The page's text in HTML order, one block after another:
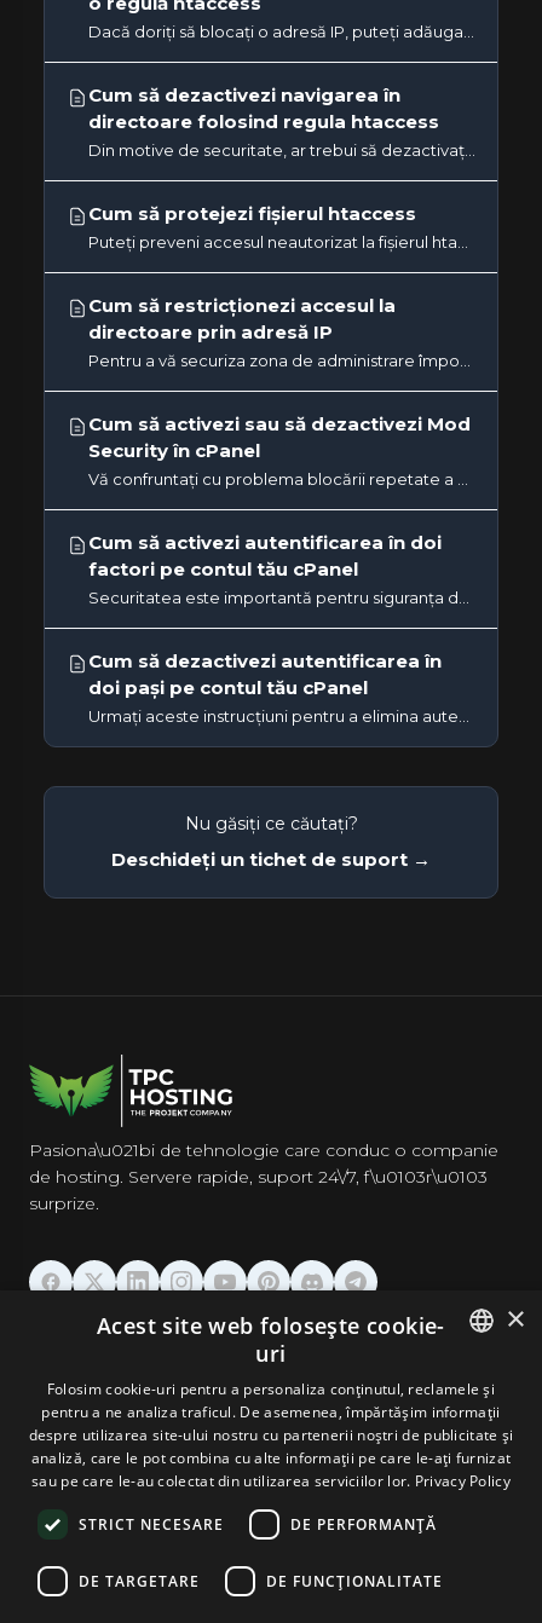
Cum să dezactivezi navigarea în
directoare folosind regula htaccess
Cum să protejezi fișierul htaccess
Cum să restricționezi accesul la
directoare prin adresă IP
Cum să activezi sau să dezactivezi Mod
Security în cPanel
Cum să activezi autentificarea în doi
factori pe contul tău cPanel
Cum să dezactivezi autentificarea în
doi pași pe contul tău cPanel
Nu găsiți ce căutați?
Deschideți un tichet de suport →
Pasiona\u021bi de tehnologie care conduc o companie
de hosting. Servere rapide, suport 24\/7, f\u0103r\u0103
surprize.
GĂZDUIRE
DOMENII & EMAIL
UNELTE & SECURITATE
COMPANIE
ENGLISH
GERMAN
ROMANIAN
×
Acest site web folosește cookie-
uri
Folosim cookie-uri pentru a personaliza conținutul, reclamele și
pentru a ne analiza traficul. De asemenea, împărtășim informații
despre utilizarea site-ului nostru cu partenerii noștri de publicitate și
analiză, care le pot combina cu alte informații pe care le-ați furnizat
sau pe care le-au colectat din utilizarea serviciilor lor. Privacy Policy
STRICT NECESARE DE PERFORMANȚĂ
DE TARGETARE DE FUNCŢIONALITATE